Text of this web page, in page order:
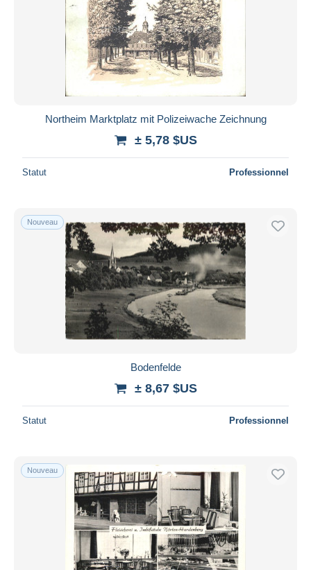
Northeim Marktplatz mit Polizeiwache Zeichnung
± 5,78 $US
Statut Professionnel
Nouveau
Bodenfelde
± 8,67 $US
Statut Professionnel
Nouveau